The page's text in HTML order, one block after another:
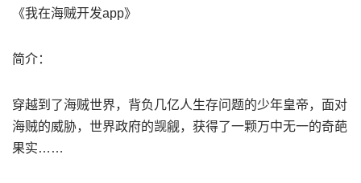
《我在海贼开发app》
简介：
穿越到了海贼世界，背负几亿人生存问题的少年皇帝，面对
海贼的威胁，世界政府的觊觎，获得了一颗万中无一的奇葩
果实……